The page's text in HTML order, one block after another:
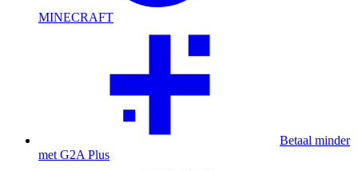
MINECRAFT
Betaal minder
met G2A Plus